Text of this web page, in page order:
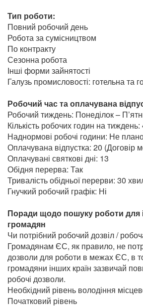
Тип роботи:
Повний робочий день
Робота за сумісництвом
По контракту
Сезонна робота
Інші форми зайнятості
Галузь промисловості: готельна та
Робочий час та оплачувана
Робочий тиждень: Понеділок –
Кількість робочих годин на тиждень:
Наднормові робочі години: Не
Оплачувана відпустка: 20 (Договір
Оплачувані святкові дні: 13
Обідня перерва: Так
Тривалість обідньої перерви: 30
Гнучкий робочий графік: Ні
Поради щодо пошуку роботи для
громадян
Чи потрібний робочий дозвіл /
Громадянам ЄС, як правило, не
дозволи для роботи в межах ЄС, в
громадяни інших країн зазвичай
робочі дозволи.
Необхідний рівень володіння
Початковий рівень